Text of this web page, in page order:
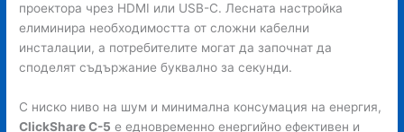
проектора чрез HDMI или USB-C. Лесната настройка
елиминира необходимостта от сложни кабелни
инсталации, а потребителите могат да започнат да
споделят съдържание буквално за секунди.
С ниско ниво на шум и минимална консумация на енергия,
ClickShare C-5 е едновременно енергийно ефективен и